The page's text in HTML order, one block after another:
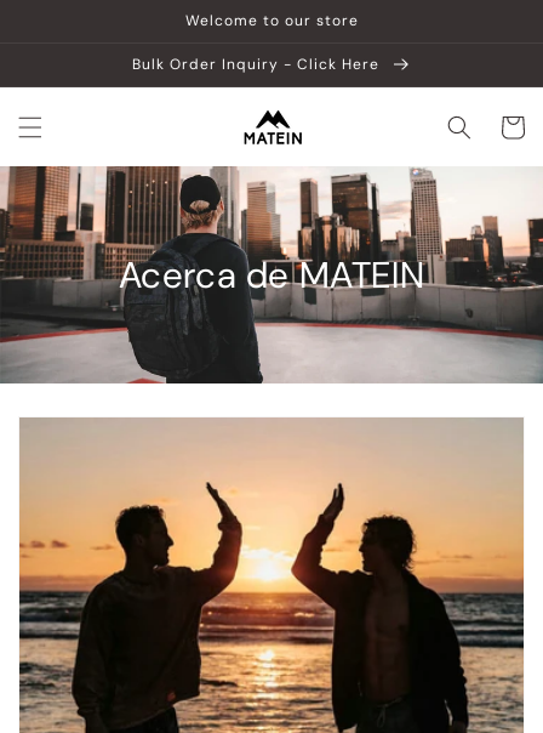
Welcome to our store
Bulk Order Inquiry - Click Here
Carrito
Acerca de MATEIN